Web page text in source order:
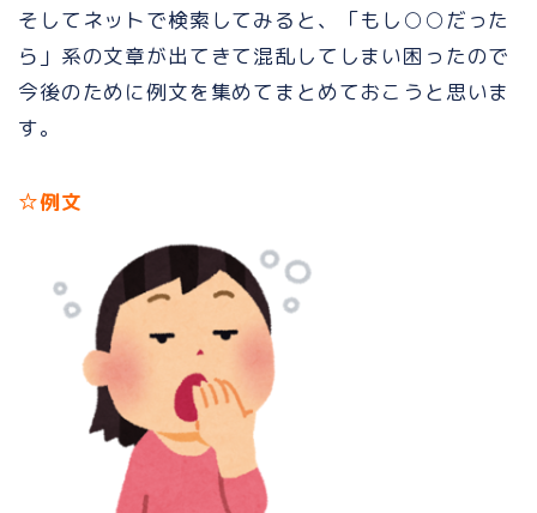
そしてネットで検索してみると、「もし○○だった
ら」系の文章が出てきて混乱してしまい困ったので
今後のために例文を集めてまとめておこうと思いま
す。
☆例文